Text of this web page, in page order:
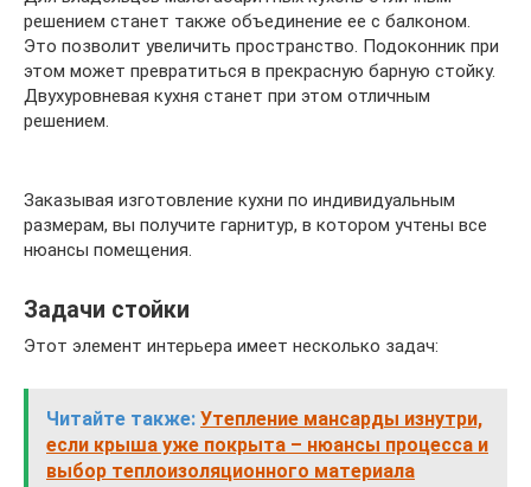
решением станет также объединение ее с балконом.
Это позволит увеличить пространство. Подоконник при
этом может превратиться в прекрасную барную стойку.
Двухуровневая кухня станет при этом отличным
решением.
Заказывая изготовление кухни по индивидуальным
размерам, вы получите гарнитур, в котором учтены все
нюансы помещения.
Задачи стойки
Этот элемент интерьера имеет несколько задач:
Читайте также: Утепление мансарды изнутри,
если крыша уже покрыта – нюансы процесса и
выбор теплоизоляционного материала